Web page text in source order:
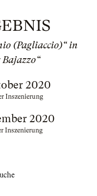
(Pagliaccio)“ in
2020
Inszenierung
2020
Inszenierung